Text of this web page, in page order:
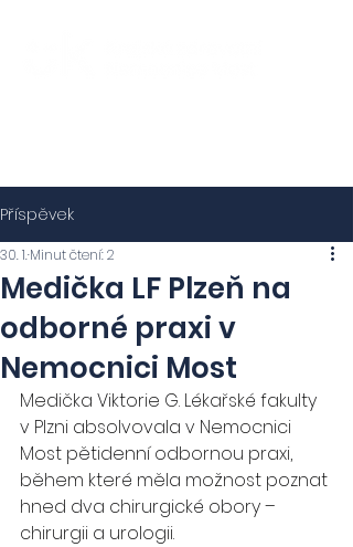
Příspěvek
Medička LF Plzeň na
odborné praxi v
Nemocnici Most
30. 1.Minut čtení: 2
Medička Viktorie G. Lékařské fakulty
v Plzni absolvovala v Nemocnici
Most pětidenní odbornou praxi,
během které měla možnost poznat
hned dva chirurgické obory –
chirurgii a urologii.